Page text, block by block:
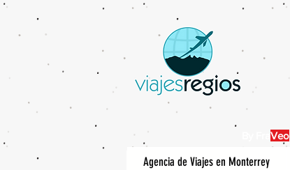
Veo
Agencia de Viajes en Monterrey